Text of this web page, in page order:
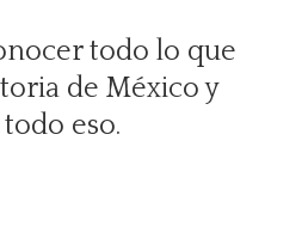
todo lo que
de México y
eso.